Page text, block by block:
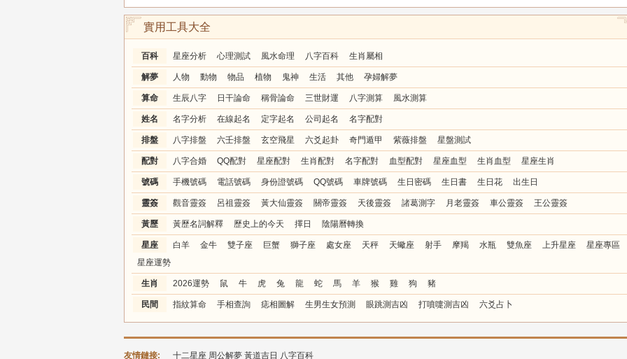
實用工具大全
百科 星座分析 心理測試 風水命理 八字百科 生肖屬相
解夢 人物 動物 物品 植物 鬼神 生活 其他 孕婦解夢
算命 生辰八字 日干論命 稱骨論命 三世財運 八字測算 風水測算
姓名 名字分析 在線起名 定字起名 公司起名 名字配對
排盤 八字排盤 六壬排盤 玄空飛星 六爻起卦 奇門遁甲 紫薇排盤 星盤測試
配對 八字合婚 QQ配對 星座配對 生肖配對 名字配對 血型配對 星座血型 生肖血型 星座生肖
號碼 手機號碼 電話號碼 身份證號碼 QQ號碼 車牌號碼 生日密碼 生日書 生日花 出生日
靈簽 觀音靈簽 呂祖靈簽 黃大仙靈簽 關帝靈簽 天後靈簽 諸葛測字 月老靈簽 車公靈簽 王公靈簽
黃歷 黃歷名詞解釋 歷史上的今天 擇日 陰陽曆轉換
星座 白羊 金牛 雙子座 巨蟹 獅子座 處女座 天秤 天蠍座 射手 摩羯 水瓶 雙魚座 上升星座
星座專區
星座運勢
生肖 2026運勢 鼠 牛 虎 兔 龍 蛇 馬 羊 猴 雞 狗 豬
民間 指紋算命 手相查詢 痣相圖解 生男生女預測 眼跳測吉凶 打噴嚏測吉凶 六爻占卜
友情鏈接: 十二星座 周公解夢 黃道吉日 八字百科